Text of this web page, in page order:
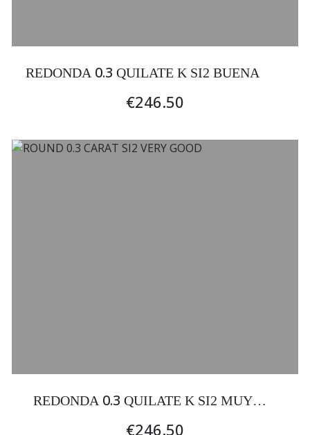
REDONDA 0.3 QUILATE K SI2 BUENA
€246.50
REDONDA 0.3 QUILATE K SI2 MUY
BUENA
€246.50